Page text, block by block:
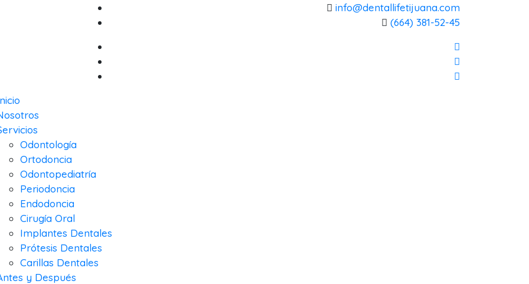
info@dentallifetijuana.com
(664) 381-52-45
Odontología
Ortodoncia
Odontopediatría
Periodoncia
Endodoncia
Cirugía Oral
Implantes Dentales
Prótesis Dentales
Carillas Dentales
y Después